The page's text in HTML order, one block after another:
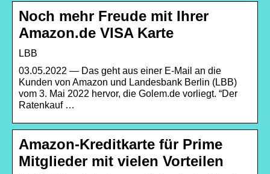
Noch mehr Freude mit Ihrer
Amazon.de VISA Karte
LBB
03.05.2022 — Das geht aus einer E-Mail an die
Kunden von Amazon und Landesbank Berlin (LBB)
vom 3. Mai 2022 hervor, die Golem.de vorliegt. “Der
Ratenkauf …
Amazon-Kreditkarte für Prime
Mitglieder mit vielen Vorteilen